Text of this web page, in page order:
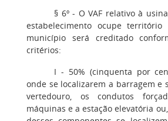
§ 6º - O VAF relativo à
estabelecimento ocupe
município será creditado
critérios:
I - 50% (cinquenta por
onde se localizarem a barragem e
vertedouro, os condutos
máquinas e a estação elevatória